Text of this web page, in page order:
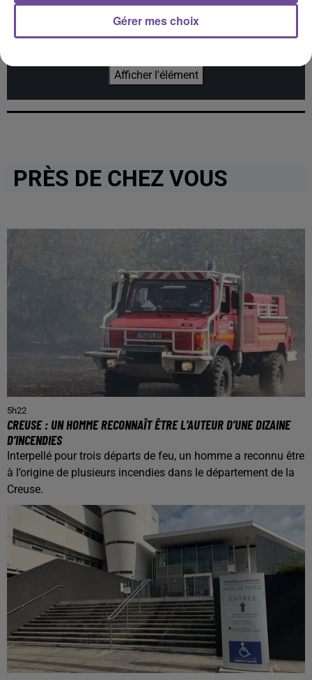
dépôt de cookies que vous avez exprimé. Si vous
souhaitez l'afficher, merci de nous donner votre accord
en cliquant sur le bouton ci-dessous.
Afficher l'élément
PRÈS DE CHEZ VOUS
5h22
CREUSE : UN HOMME RECONNAÎT ÊTRE L’AUTEUR D’UNE DIZAINE
D’INCENDIES
Interpellé pour trois départs de feu, un homme a reconnu être
à l’origine de plusieurs incendies dans le département de la
Creuse.
Gérer mes choix